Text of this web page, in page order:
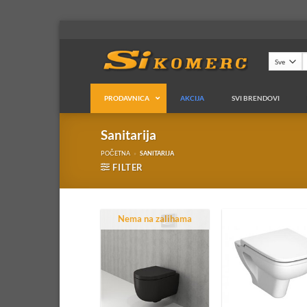
PRODAVNICA
Laufen
Kolo
AKCIJA SVI BRENDOVI
Sanitarija
POČETNA » SANITARIJA
FILTER
Nema na zalihama